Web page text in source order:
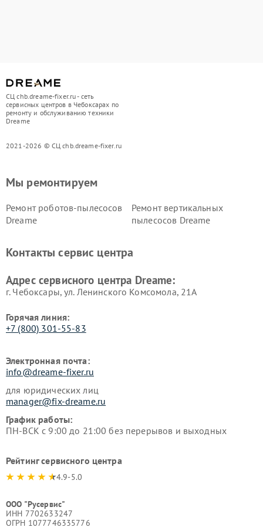
СЦ chb.dreame-fixer.ru - сеть
сервисных центров в Чебоксарах по
ремонту и обслуживанию техники
Dreame
2021-2026 © СЦ chb.dreame-fixer.ru
Мы ремонтируем
Ремонт роботов-пылесосов
Dreame
Ремонт вертикальных
пылесосов Dreame
Контакты сервис центра
Адрес сервисного центра Dreame:
г. Чебоксары, ул. Ленинского Комсомола, 21А
Горячая линия:
+7 (800) 301-55-83
Электронная почта:
info@dreame-fixer.ru
для юридических лиц
manager@fix-dreame.ru
График работы:
ПН-ВСК с 9:00 до 21:00 без перерывов и выходных
Рейтинг сервисного центра
4.9-5.0
ООО "Русервис"
ИНН 7702633247
ОГРН 1077746335776